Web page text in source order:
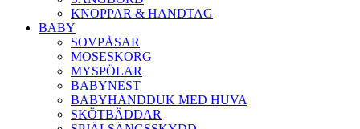
KNOPPAR & HANDTAG
BABY
SOVPÅSAR
MOSESKORG
MYSPÖLAR
BABYNEST
BABYHANDDUK MED HUVA
SKÖTBÄDDAR